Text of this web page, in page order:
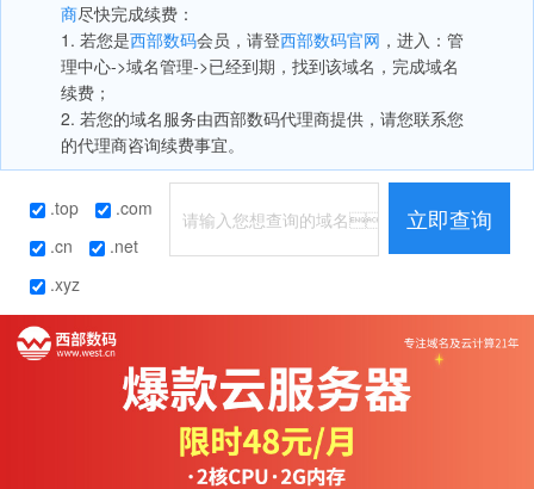
商尽快完成续费：
1. 若您是西部数码会员，请登西部数码官网 ，进入：管
理中心->域名管理->已经到期，找到该域名，完成域名
续费；
2. 若您的域名服务由西部数码代理商提供，请您联系您
的代理商咨询续费事宜。
.top
.com
.cn
.net
.xyz
立即查询